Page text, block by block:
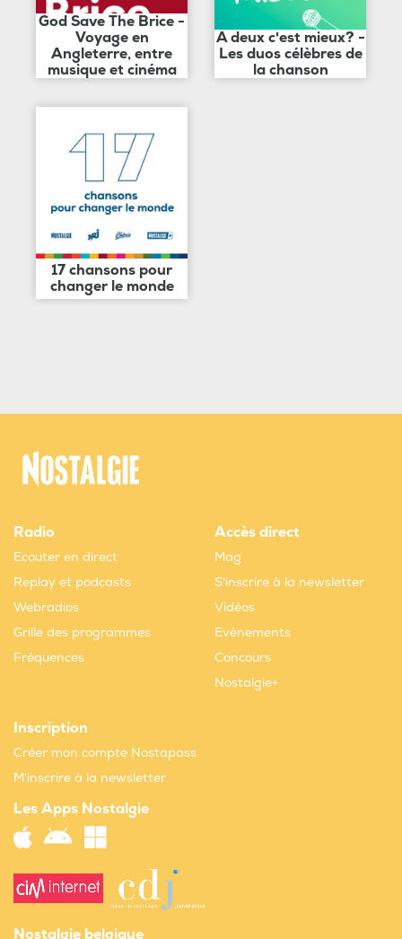
God Save The Brice -
Voyage en
Angleterre, entre
musique et cinéma
A deux c'est mieux? -
Les duos célèbres de
la chanson
17 chansons pour
changer le monde
Radio
Ecouter en direct
Replay et podcasts
Webradios
Grille des programmes
Fréquences
Accès direct
Mag
S'inscrire à la newsletter
Vidéos
Evènements
Concours
Nostalgie+
Inscription
Créer mon compte Nostapass
M'inscrire à la newsletter
Les Apps Nostalgie
Nostalgie belgique